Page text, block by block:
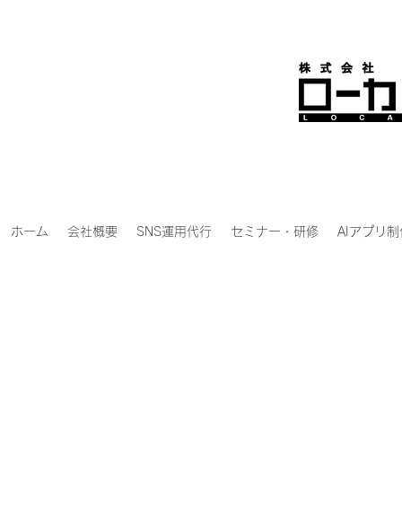
ホーム 会社概要 SNS運用代行 セミナー・研修 AIアプリ制